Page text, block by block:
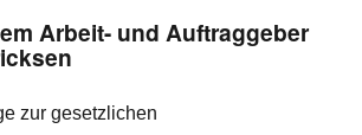
Arbeit- und Auftraggeber
zur gesetzlichen